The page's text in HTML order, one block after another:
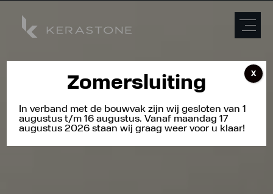
Zomersluiting
In verband met de bouwvak zijn wij gesloten van 1
augustus t/m 16 augustus. Vanaf maandag 17
augustus 2026 staan wij graag weer voor u klaar!
X